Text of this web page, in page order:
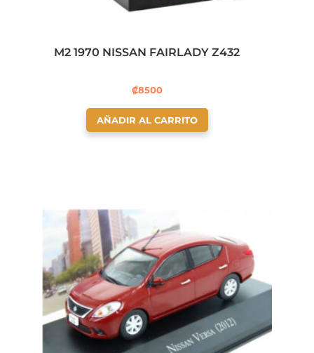
M2 1970 NISSAN FAIRLADY Z432
₡8500
AÑADIR AL CARRITO